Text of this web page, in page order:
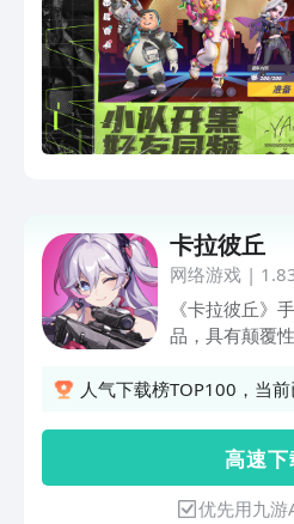
开随赢」平均
奏玩法，6秒无
场合都能来上
地畅快开喷的
行」轻松无负
将准星对上敌
的英雄人设等
二的特色技能/
相同的目标来
赛场展开对决
频」谁不想和
击对战呢！实
交流战术，不
友还是日常打
达，想说就说
地火拼」你不
3v3模式，也
卡拉彼丘
网络游戏|
《卡拉彼丘》
品，具有颠覆
覆传统的对战
在不同游戏模
攻防模式中赢
人气下载榜TOP100，当
高 速 下
优先用九游